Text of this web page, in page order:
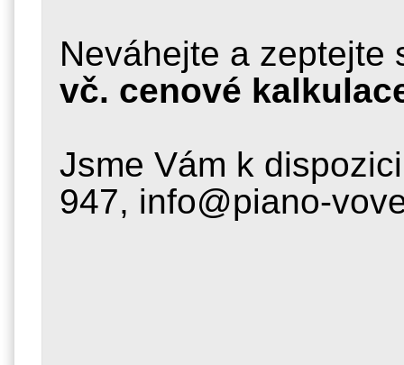
Neváhejte a zeptejte
vč. cenové
Jsme Vám k
947, info@piano-